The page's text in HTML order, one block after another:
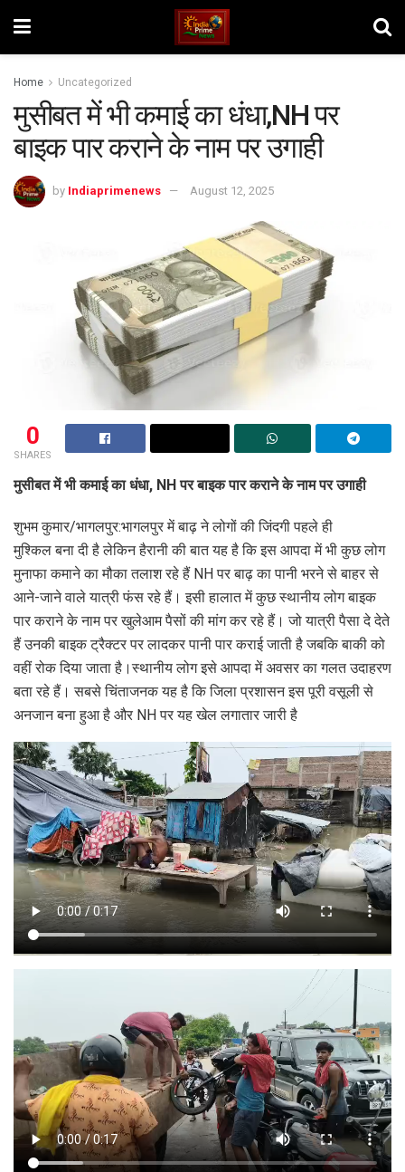
Home Uncategorized
मुसीबत में भी कमाई का धंधा,NH पर
बाइक पार कराने के नाम पर उगाही
by Indiaprimenews August 12, 2025
0
SHARES
मुसीबत में भी कमाई का धंधा, NH पर बाइक पार कराने के नाम पर उगाही
शुभम कुमार/भागलपुर:भागलपुर में बाढ़ ने लोगों की जिंदगी पहले ही
मुश्किल बना दी है लेकिन हैरानी की बात यह है कि इस आपदा में भी कुछ लोग
मुनाफा कमाने का मौका तलाश रहे हैं NH पर बाढ़ का पानी भरने से बाहर से
आने-जाने वाले यात्री फंस रहे हैं। इसी हालात में कुछ स्थानीय लोग बाइक
पार कराने के नाम पर खुलेआम पैसों की मांग कर रहे हैं। जो यात्री पैसा दे देते
हैं उनकी बाइक ट्रैक्टर पर लादकर पानी पार कराई जाती है जबकि बाकी को
वहीं रोक दिया जाता है।स्थानीय लोग इसे आपदा में अवसर का गलत उदाहरण
बता रहे हैं। सबसे चिंताजनक यह है कि जिला प्रशासन इस पूरी वसूली से
अनजान बना हुआ है और NH पर यह खेल लगातार जारी है